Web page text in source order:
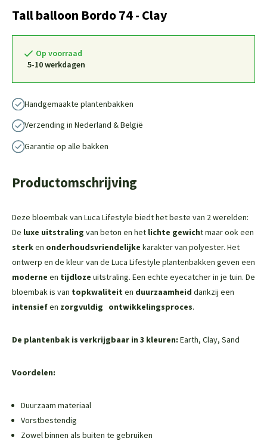
Tall balloon Bordo 74 - Clay
Op voorraad
5-10 werkdagen
Handgemaakte plantenbakken
Verzending in Nederland & België
Garantie op alle bakken
Productomschrijving
Deze bloembak van Luca Lifestyle biedt het beste van 2 werelden:
De luxe uitstraling van beton en het lichte gewicht maar ook een
sterken onderhoudsvriendelijke karakter van polyester. Het
ontwerp en de kleur van de Luca Lifestyle plantenbakken geven een
moderne en tijdloze uitstraling. Een echte eyecatcher in je tuin. De
bloembak is van topkwaliteit en duurzaamheid dankzij een
intensiefen zorgvuldig ontwikkelingsproces.
De plantenbak is verkrijgbaar in 3 kleuren: Earth, Clay, Sand
Voordelen:
Duurzaam materiaal
Vorstbestendig
Zowel binnen als buiten te gebruiken